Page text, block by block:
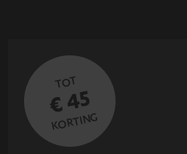
TOT
€ 45
KORTING